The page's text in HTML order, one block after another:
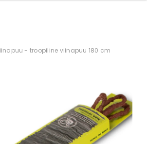
- troopiline viinapuu 180 cm